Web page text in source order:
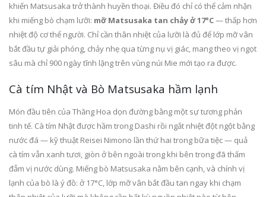
khiến Matsusaka trở thành huyền thoại. Điều đó chỉ có thể cảm nhận
khi miếng bò chạm lưỡi: mỡ Matsusaka tan chảy ở 17°C— thấp hơn
nhiệt độ cơ thể người. Chỉ cần thân nhiệt của lưỡi là đủ để lớp mỡ vân
bắt đầu tự giải phóng, chảy nhẹ qua từng nụ vị giác, mang theo vị ngọt
sâu mà chỉ 900 ngày tĩnh lặng trên vùng núi Mie mới tạo ra được.
Cà tím Nhật và Bò Matsusaka hầm lạnh
Món đầu tiên của Thăng Hoa dọn đường bằng một sự tương phản
tinh tế. Cà tím Nhật được hầm trong Dashi rồi ngắt nhiệt đột ngột bằng
nước đá — kỹ thuật Reisei Nimono lần thứ hai trong bữa tiệc — quả
cà tím vẫn xanh tươi, giòn ở bên ngoài trong khi bên trong đã thấm
đẫm vị nước dùng. Miếng bò Matsusaka nằm bên cạnh, và chính vị
lạnh của bò là ý đồ: ở 17°C, lớp mỡ vân bắt đầu tan ngay khi chạm